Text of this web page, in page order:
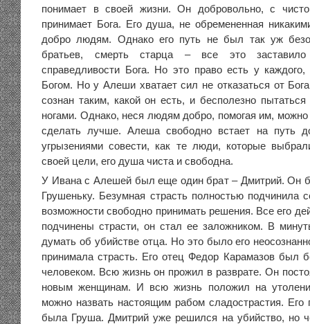
понимает в своей жизни. Он добровольно, с
принимает Бога. Его душа, не обремененная
добро людям. Однако его путь не был так уж
братьев, смерть старца – все это
справедливости Бога. Но это право есть у
Богом. Но у Алеши хватает сил не отказаться от
сознан таким, какой он есть, и бесполезно пытаться
ногами. Однако, неся людям добро, помогая им,
сделать лучше. Алеша свободно встает на путь
угрызениями совести, как те люди, которые
своей цели, его душа чиста и свободна.
У Ивана с Алешей был еще один брат – Дмитрий. Он
Грушеньку. Безумная страсть полностью подчинила
возможности свободно принимать решения. Все его
подчинены страсти, он стал ее заложником. В
думать об убийстве отца. Но это было его
принимала страсть. Его отец Федор Карамазов был
человеком. Всю жизнь он прожил в разврате. Он
новым женщинам. И всю жизнь положил на
можно назвать настоящим рабом сладострастия. Его
была Груша. Дмитрий уже решился на убийство, но